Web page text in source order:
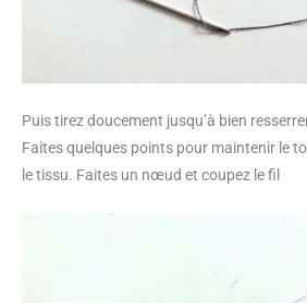
Puis tirez doucement jusqu’à bien
Faites quelques points pour maintenir le
le tissu. Faites un nœud et coupez le fil